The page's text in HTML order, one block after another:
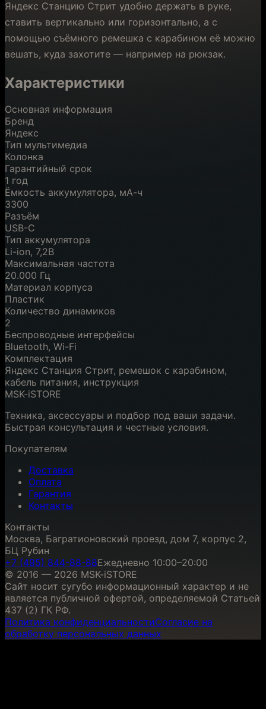
Яндекс Станцию Стрит удобно держать в руке,
ставить вертикально или горизонтально, а с
помощью съёмного ремешка с карабином её можно
вешать, куда захотите — например на рюкзак.
Характеристики
Основная информация
Бренд
Яндекс
Тип мультимедиа
Колонка
Гарантийный срок
1 год
Ёмкость аккумулятора, мА-ч
3300
Разъём
USB-C
Тип аккумулятора
Li-ion, 7,2B
Максимальная частота
20.000 Гц
Материал корпуса
Пластик
Количество динамиков
2
Беспроводные интерфейсы
Bluetooth, Wi-Fi
Комплектация
Яндекс Станция Стрит, ремешок с карабином,
кабель питания, инструкция
MSK-iSTORE
Техника, аксессуары и подбор под ваши задачи.
Быстрая консультация и честные условия.
Покупателям
Доставка
Оплата
Гарантия
Контакты
Контакты
Москва, Багратионовский проезд, дом 7, корпус 2,
БЦ Рубин
+7 (495) 844-88-88Ежедневно 10:00–20:00
© 2016 — 2026 MSK-iSTORE
Сайт носит сугубо информационный характер и не
является публичной офертой, определяемой Статьей
437 (2) ГК РФ.
Политика конфиденциальностиСогласие на
обработку персональных данных